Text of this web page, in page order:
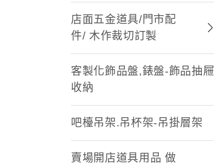
店面五金道具/門市配
件/ 木作裁切訂製
客製化飾品盤,錶盤-飾品抽屜
收納
吧檯吊架.吊杯架-吊掛層架
賣場開店道具用品 做